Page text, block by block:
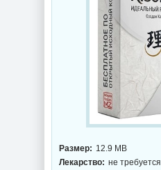
Размер: 12.9 MB
Лекарство: не требуется